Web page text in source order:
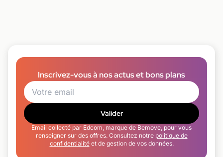
Inscrivez-vous à nos actus et bons plans
Valider
Email collecté par Edcom, marque de Bemove, pour vous
renseigner sur des offres. Consultez notre politique de
confidentialitéet de gestion de vos données.